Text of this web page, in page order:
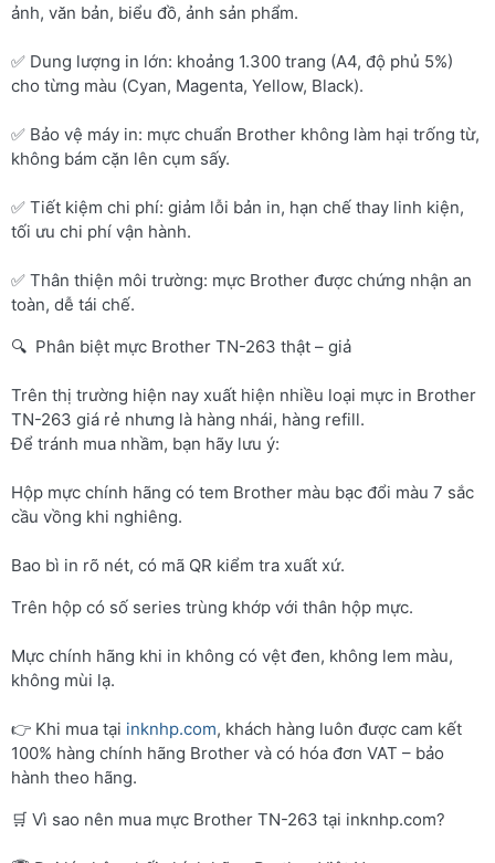
ảnh, văn bản, biểu đồ, ảnh sản phẩm.
✅ Dung lượng in lớn: khoảng 1.300 trang (A4, độ phủ 5%)
cho từng màu (Cyan, Magenta, Yellow, Black).
✅ Bảo vệ máy in: mực chuẩn Brother không làm hại trống từ,
không bám cặn lên cụm sấy.
✅ Tiết kiệm chi phí: giảm lỗi bản in, hạn chế thay linh kiện,
tối ưu chi phí vận hành.
✅ Thân thiện môi trường: mực Brother được chứng nhận an
toàn, dễ tái chế.
🔍 Phân biệt mực Brother TN-263 thật – giả
Trên thị trường hiện nay xuất hiện nhiều loại mực in Brother
TN-263 giá rẻ nhưng là hàng nhái, hàng refill.
Để tránh mua nhầm, bạn hãy lưu ý:
Hộp mực chính hãng có tem Brother màu bạc đổi màu 7 sắc
cầu vồng khi nghiêng.
Bao bì in rõ nét, có mã QR kiểm tra xuất xứ.
Trên hộp có số series trùng khớp với thân hộp mực.
Mực chính hãng khi in không có vệt đen, không lem màu,
không mùi lạ.
👉 Khi mua tại inknhp.com, khách hàng luôn được cam kết
100% hàng chính hãng Brother và có hóa đơn VAT – bảo
hành theo hãng.
🛒 Vì sao nên mua mực Brother TN-263 tại inknhp.com?